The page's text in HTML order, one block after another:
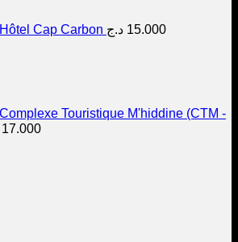
Hôtel Cap Carbon 15.000 د.ج
Complexe Touristique M'hiddine (CTM -
17.000